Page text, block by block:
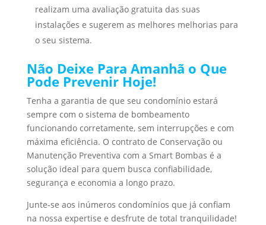
realizam uma avaliação gratuita das suas
instalações e sugerem as melhores melhorias para
o seu sistema.
Não Deixe Para Amanhã o Que
Pode Prevenir Hoje!
Tenha a garantia de que seu condomínio estará
sempre com o sistema de bombeamento
funcionando corretamente, sem interrupções e com
máxima eficiência. O contrato de Conservação ou
Manutenção Preventiva com a Smart Bombas é a
solução ideal para quem busca confiabilidade,
segurança e economia a longo prazo.
Junte-se aos inúmeros condomínios que já confiam
na nossa expertise e desfrute de total tranquilidade!